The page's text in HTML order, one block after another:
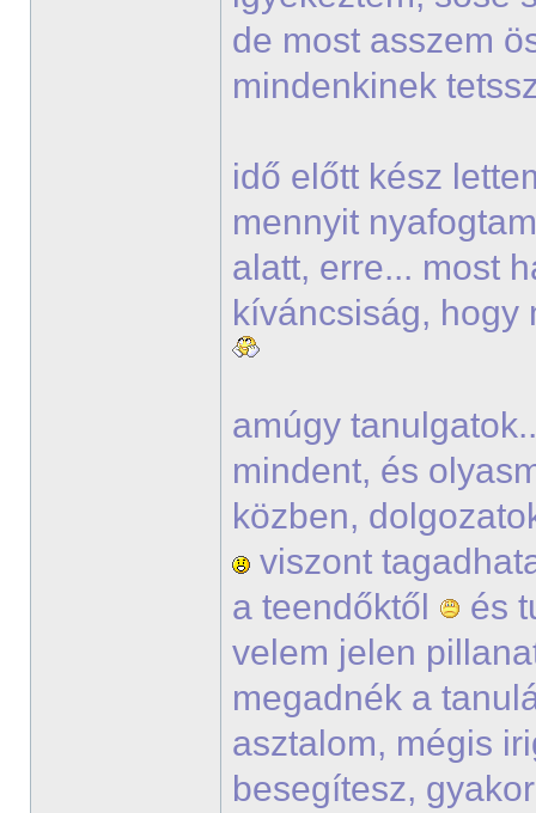
de most asszem
mindenkinek
idő előtt kész
mennyit
alatt, erre... most
kíváncsiság, hogy
amúgy
mindent, és
közben,
viszont
a teendőktől
és
velem jelen
megadnék a
asztalom, mégis
besegítesz,